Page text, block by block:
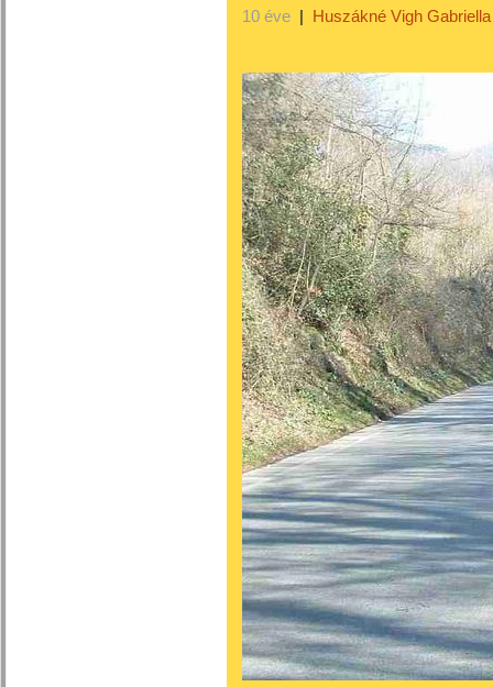
10 éve | Huszákné Vigh Gabriella